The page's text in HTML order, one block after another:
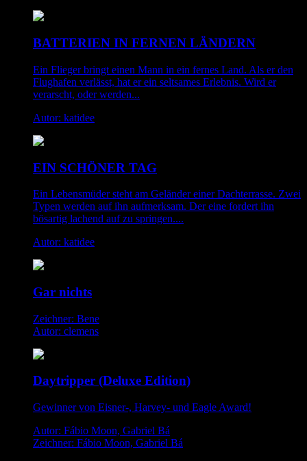
BATTERIEN IN FERNEN LÄNDERN
Ein Flieger bringt einen Mann in ein fernes Land. Als er den
Flughafen verlässt, hat er ein seltsames Erlebnis. Wird er
verarscht, oder werden...
Autor: katidee
EIN SCHÖNER TAG
Ein Lebensmüder steht am Geländer einer Dachterrasse. Zwei
Typen werden auf ihn aufmerksam. Der eine fordert ihn
bösartig lachend auf zu springen....
Autor: katidee
Gar nichts
Zeichner: Bene
Autor: clemens
Daytripper (Deluxe Edition)
Gewinner von Eisner-, Harvey- und Eagle Award!
Autor: Fábio Moon, Gabriel Bá
Zeichner: Fábio Moon, Gabriel Bá